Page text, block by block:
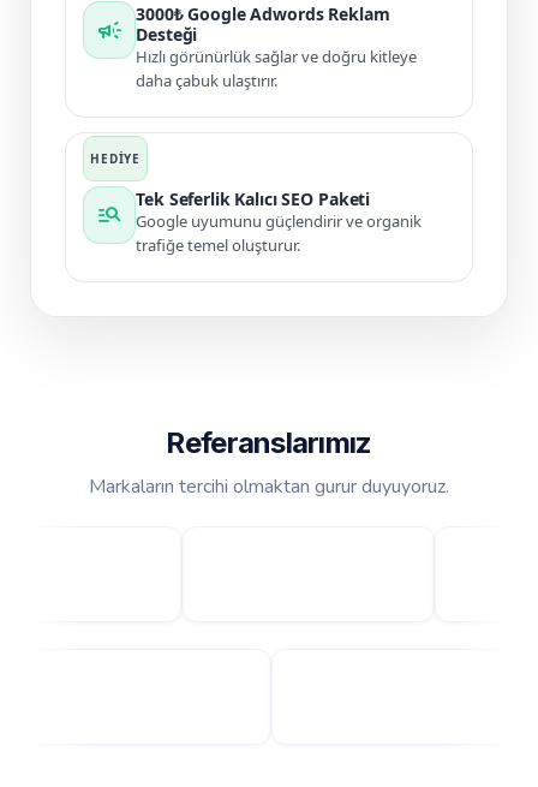
campaign
3000₺ Google Adwords Reklam
Desteği
Hızlı görünürlük sağlar ve doğru kitleye
daha çabuk ulaştırır.
manage_search
Tek Seferlik Kalıcı SEO Paketi
Google uyumunu güçlendirir ve organik
trafiğe temel oluşturur.
Referanslarımız
Markaların tercihi olmaktan gurur duyuyoruz.